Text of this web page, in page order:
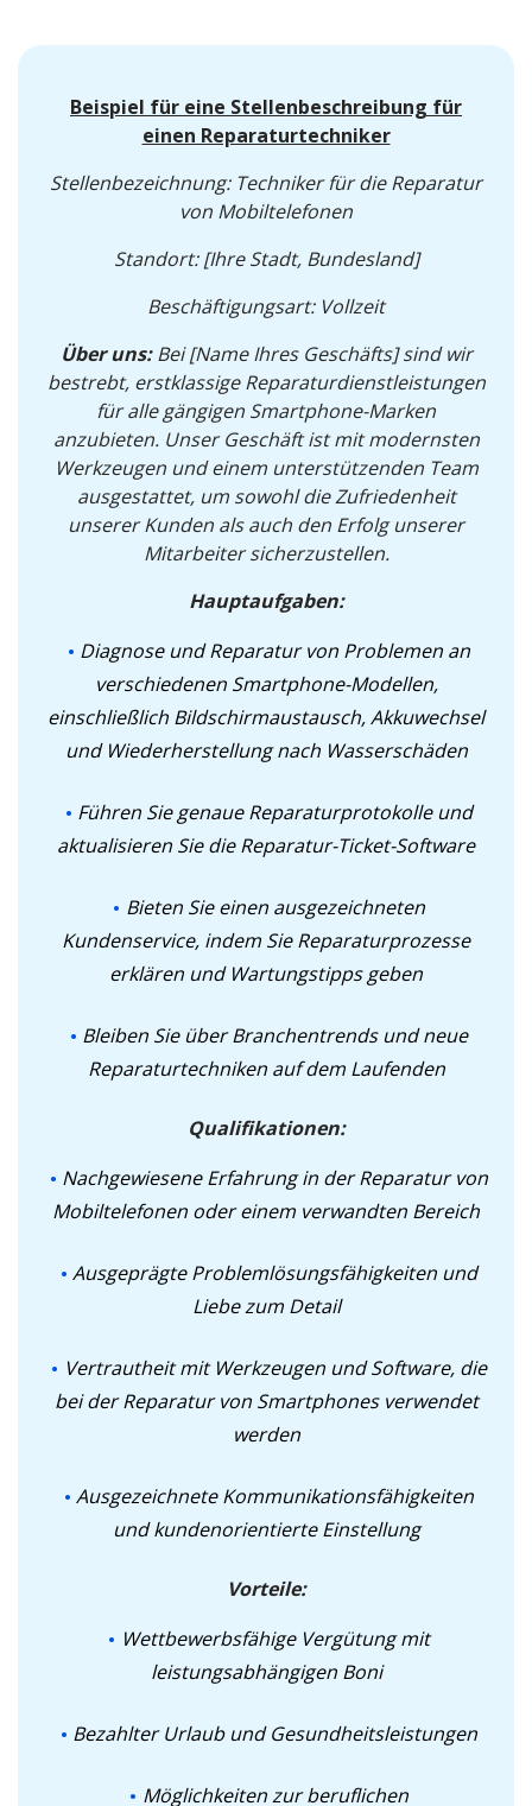
Beispiel für eine Stellenbeschreibung für
einen Reparaturtechniker
Stellenbezeichnung: Techniker für die Reparatur
von Mobiltelefonen
Standort: [Ihre Stadt, Bundesland]
Beschäftigungsart: Vollzeit
Über uns:Bei [Name Ihres Geschäfts] sind wir
bestrebt, erstklassige Reparaturdienstleistungen
für alle gängigen Smartphone-Marken
anzubieten. Unser Geschäft ist mit modernsten
Werkzeugen und einem unterstützenden Team
ausgestattet, um sowohl die Zufriedenheit
unserer Kunden als auch den Erfolg unserer
Mitarbeiter sicherzustellen.
Hauptaufgaben:
Diagnose und Reparatur von Problemen an
verschiedenen Smartphone-Modellen,
einschließlich Bildschirmaustausch, Akkuwechsel
und Wiederherstellung nach Wasserschäden
Führen Sie genaue Reparaturprotokolle und
aktualisieren Sie die Reparatur-Ticket-Software
Bieten Sie einen ausgezeichneten
Kundenservice, indem Sie Reparaturprozesse
erklären und Wartungstipps geben
Bleiben Sie über Branchentrends und neue
Reparaturtechniken auf dem Laufenden
Qualifikationen:
Nachgewiesene Erfahrung in der Reparatur von
Mobiltelefonen oder einem verwandten Bereich
Ausgeprägte Problemlösungsfähigkeiten und
Liebe zum Detail
Vertrautheit mit Werkzeugen und Software, die
bei der Reparatur von Smartphones verwendet
werden
Ausgezeichnete Kommunikationsfähigkeiten
und kundenorientierte Einstellung
Vorteile:
Wettbewerbsfähige Vergütung mit
leistungsabhängigen Boni
Bezahlter Urlaub und Gesundheitsleistungen
Möglichkeiten zur beruflichen